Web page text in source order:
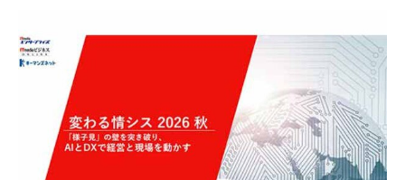
オンライン展示会/協賛ウェビナー
セミナー情報/ブログ
販売パートナー募集